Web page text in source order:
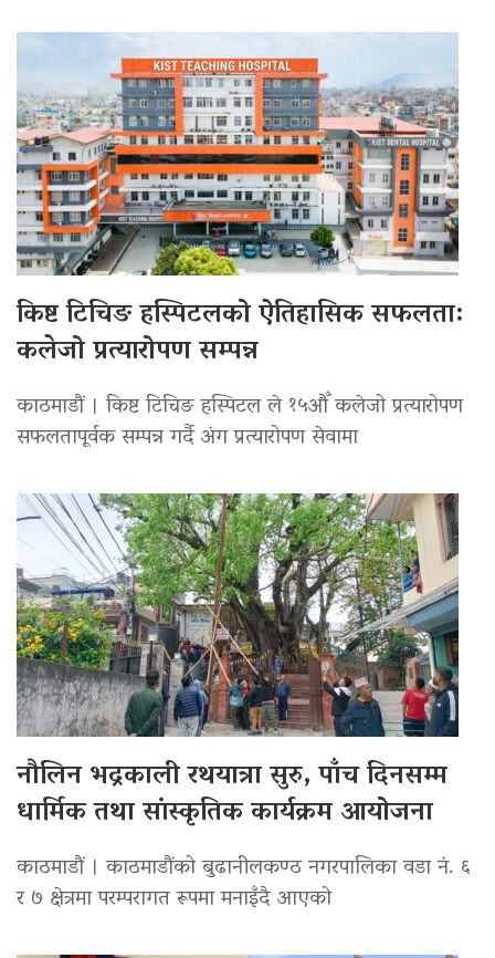
किष्ट टिचिङ हस्पिटलको ऐतिहासिक सफलता:
कलेजो प्रत्यारोपण सम्पन्न
काठमाडौं । किष्ट टिचिङ हस्पिटल ले १५औँ कलेजो प्रत्यारोपण
सफलतापूर्वक सम्पन्न गर्दै अंग प्रत्यारोपण सेवामा
नौलिन भद्रकाली रथयात्रा सुरु, पाँच दिनसम्म
धार्मिक तथा सांस्कृतिक कार्यक्रम आयोजना
काठमाडौं । काठमाडौंको बुढानीलकण्ठ नगरपालिका वडा नं. ६
र ७ क्षेत्रमा परम्परागत रूपमा मनाइँदै आएको